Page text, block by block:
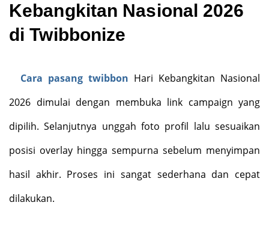
Kebangkitan Nasional 2026
di Twibbonize
Cara pasang twibbon Hari Kebangkitan Nasional
2026 dimulai dengan membuka link campaign yang
dipilih. Selanjutnya unggah foto profil lalu sesuaikan
posisi overlay hingga sempurna sebelum menyimpan
hasil akhir. Proses ini sangat sederhana dan cepat
dilakukan.